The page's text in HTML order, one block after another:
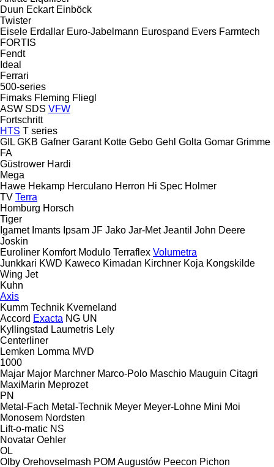
Duun Eckart Einböck
Twister
Eisele Erdallar Euro-Jabelmann Eurospand Evers Farmtech
FORTIS
Fendt
Ideal
Ferrari
500-series
Fimaks Fleming Fliegl
ASW SDS VFW
Fortschritt
HTS T series
GIL GKB Gafner Garant Kotte Gebo Gehl Golta Gomar Grimme
FA
Güstrower Hardi
Mega
Hawe Hekamp Herculano Herron Hi Spec Holmer
TV Terra
Homburg Horsch
Tiger
Igamet Imants Ipsam JF Jako Jar-Met Jeantil John Deere
Joskin
Euroliner Komfort Modulo Terraflex Volumetra
Junkkari KWD Kaweco Kimadan Kirchner Koja Kongskilde
Wing Jet
Kuhn
Axis
Kumm Technik Kverneland
Accord Exacta NG UN
Kyllingstad Laumetris Lely
Centerliner
Lemken Lomma MVD
1000
Majar Major Marchner Marco-Polo Maschio Mauguin Citagri
MaxiMarin Meprozet
PN
Metal-Fach Metal-Technik Meyer Meyer-Lohne Mini Moi
Monosem Nordsten
Lift-o-matic NS
Novatar Oehler
OL
Olby Orehovselmash POM Augustów Peecon Pichon